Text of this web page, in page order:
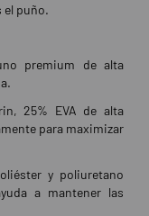
el puño.
premium de alta
25% EVA de alta
para maximizar
y poliuretano
a mantener las